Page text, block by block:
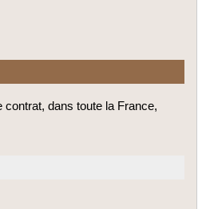
dans toute la France,